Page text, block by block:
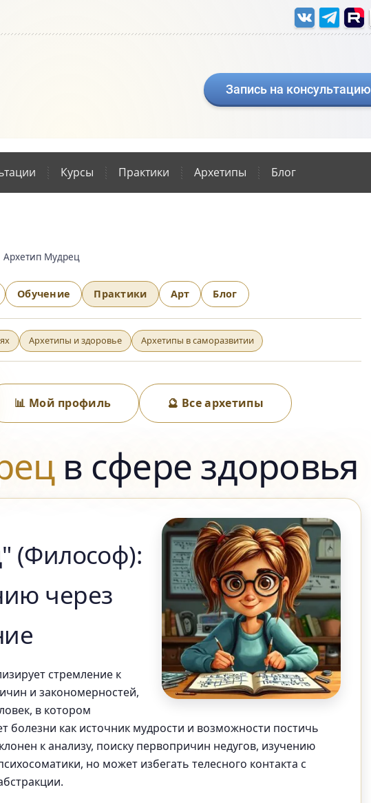
Запись на консультацию
Курсы Практики Архетипы Блог
Архетип Мудрец
Обучение Практики Арт Блог
Архетипы и здоровье Архетипы в саморазвитии
📊 Мой профиль 🔮 Все архетипы
в сфере здоровья
(Философ):
через
стремление к
и закономерностей,
в котором
болезни как источник мудрости и возможности постичь
к анализу, поиску первопричин недугов, изучению
но может избегать телесного контакта с